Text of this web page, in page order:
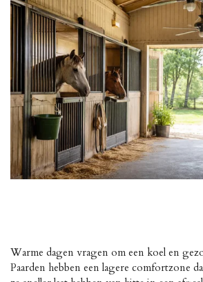
Warme dagen vragen om een koel en
Paarden hebben een lagere comfortzone